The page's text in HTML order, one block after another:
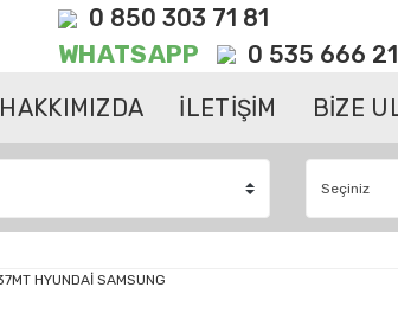
0 850 303 71 81
WHATSAPP 0 535 666
HAKKIMIZDA İLETİŞİM BİZE